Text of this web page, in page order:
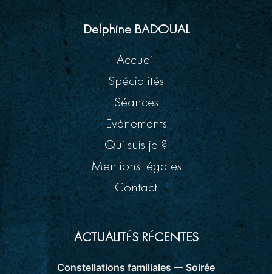
Delphine BADOUAL
Accueil
Spécialités
Séances
Evènements
Qui suis-je ?
Mentions légales
Contact
ACTUALITÉS RÉCENTES
Constellations familiales — Soirée